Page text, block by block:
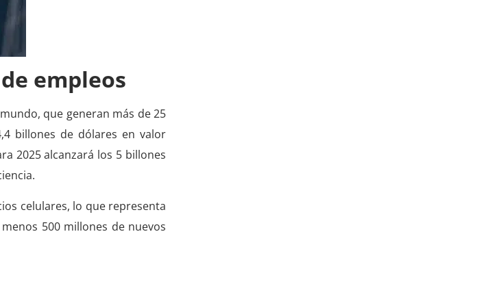
empleos
que generan más de 25
billones de dólares en valor
2025 alcanzará los 5 billones
celulares, lo que representa
500 millones de nuevos